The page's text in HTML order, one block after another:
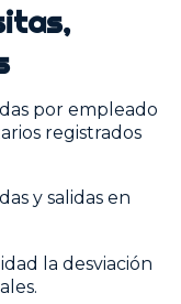
por empleado
registrados
y salidas en
la desviación